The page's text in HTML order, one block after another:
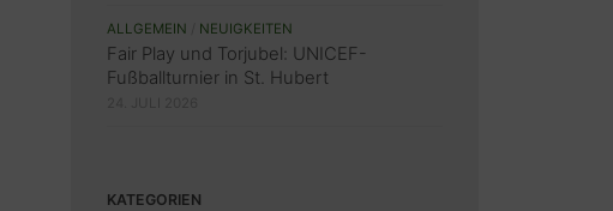
ALLGEMEIN NEUIGKEITEN
Fair Play und Torjubel: UNICEF-
Fußballturnier in St. Hubert
KATEGORIEN